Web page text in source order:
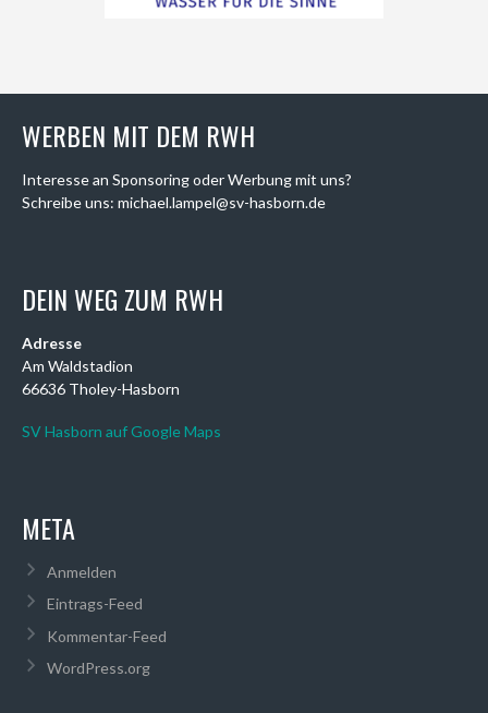
WERBEN MIT DEM RWH
Interesse an Sponsoring oder Werbung mit uns?
Schreibe uns: michael.lampel@sv-hasborn.de
DEIN WEG ZUM RWH
Adresse
Am Waldstadion
66636 Tholey-Hasborn
SV Hasborn auf Google Maps
META
Anmelden
Eintrags-Feed
Kommentar-Feed
WordPress.org